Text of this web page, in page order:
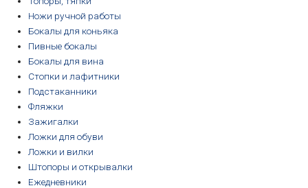
Ножи ручной работы
Бокалы для коньяка
Пивные бокалы
Бокалы для вина
Стопки и лафитники
Подстаканники
Фляжки
Зажигалки
Ложки для обуви
Ложки и вилки
Штопоры и открывалки
Ежедневники